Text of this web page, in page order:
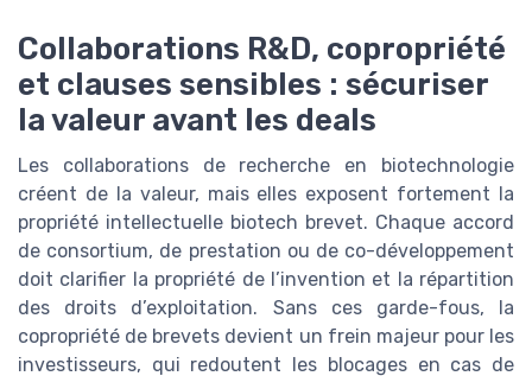
Collaborations R&D, copropriété
et clauses sensibles : sécuriser
la valeur avant les deals
Les collaborations de recherche en biotechnologie
créent de la valeur, mais elles exposent fortement la
propriété intellectuelle biotech brevet. Chaque accord
de consortium, de prestation ou de co-développement
doit clarifier la propriété de l’invention et la répartition
des droits d’exploitation. Sans ces garde-fous, la
copropriété de brevets devient un frein majeur pour les
investisseurs, qui redoutent les blocages en cas de